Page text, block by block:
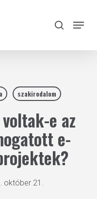
search
Menu
szakirodalom
e az
e-
október 21.
Close